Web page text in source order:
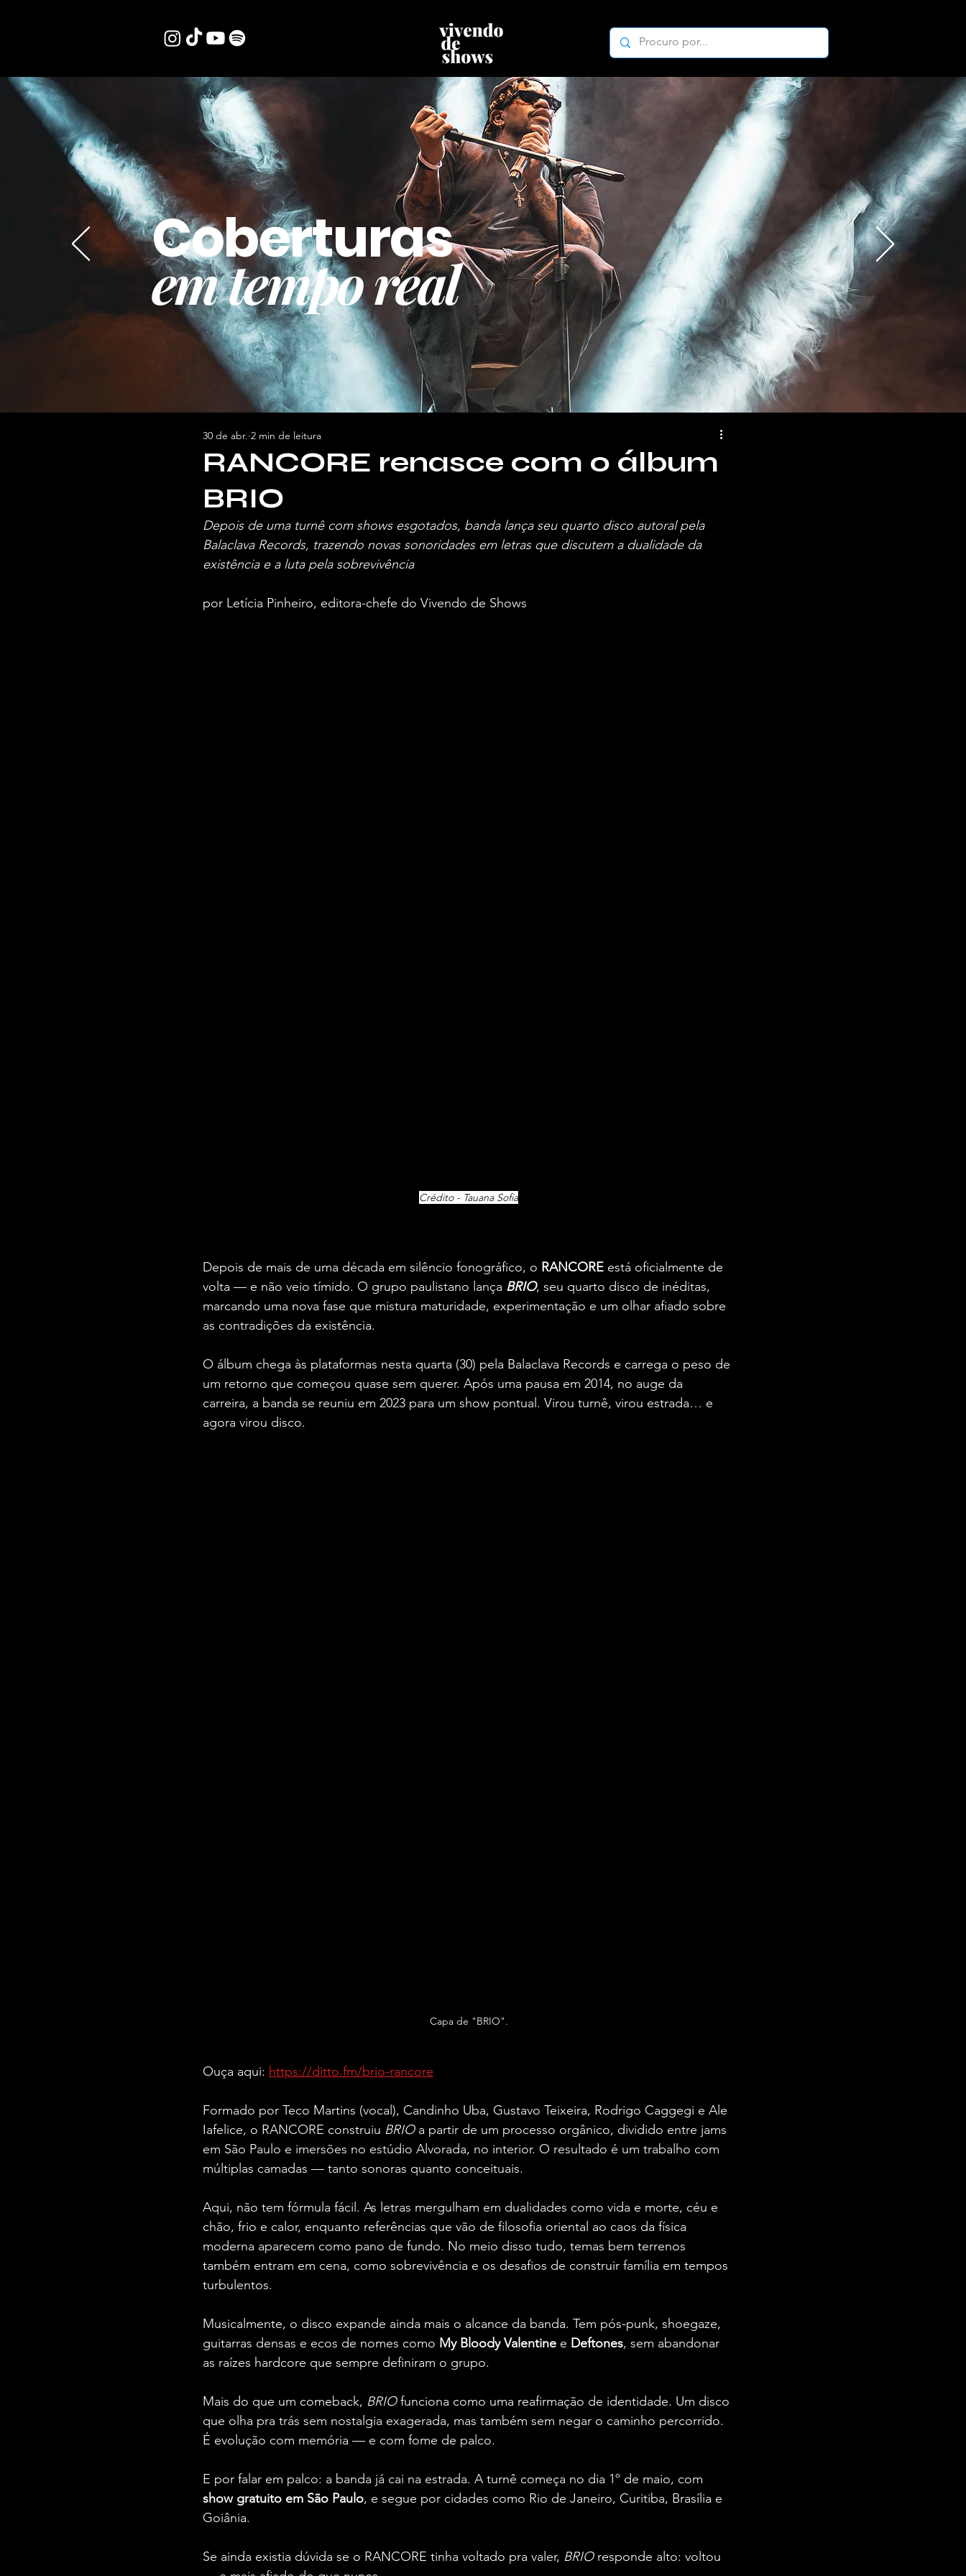
Coberturas
em tempo real
RANCORE renasce com o álbum
BRIO
30 de abr. 2 min de leitura
Depois de uma turnê com shows esgotados, banda lança seu quarto disco autoral pela
Balaclava Records, trazendo novas sonoridades em letras que discutem a dualidade da
existência e a luta pela sobrevivência
por Letícia Pinheiro, editora-chefe do Vivendo de Shows
Crédito - Tauana Sofia
Depois de mais de uma década em silêncio fonográfico, o RANCORE está oficialmente de
volta — e não veio tímido. O grupo paulistano lança BRIO, seu quarto disco de inéditas,
marcando uma nova fase que mistura maturidade, experimentação e um olhar afiado sobre
as contradições da existência.
O álbum chega às plataformas nesta quarta (30) pela Balaclava Records e carrega o peso de
um retorno que começou quase sem querer. Após uma pausa em 2014, no auge da
carreira, a banda se reuniu em 2023 para um show pontual. Virou turnê, virou estrada… e
agora virou disco.
Capa de "BRIO".
Ouça aqui: https://ditto.fm/brio-rancore
Formado por Teco Martins (vocal), Candinho Uba, Gustavo Teixeira, Rodrigo Caggegi e Ale
Iafelice, o RANCORE construiu BRIO a partir de um processo orgânico, dividido entre jams
em São Paulo e imersões no estúdio Alvorada, no interior. O resultado é um trabalho com
múltiplas camadas — tanto sonoras quanto conceituais.
Aqui, não tem fórmula fácil. As letras mergulham em dualidades como vida e morte, céu e
chão, frio e calor, enquanto referências que vão de filosofia oriental ao caos da física
moderna aparecem como pano de fundo. No meio disso tudo, temas bem terrenos
também entram em cena, como sobrevivência e os desafios de construir família em tempos
turbulentos.
Musicalmente, o disco expande ainda mais o alcance da banda. Tem pós-punk, shoegaze,
guitarras densas e ecos de nomes como My Bloody Valentine e Deftones, sem abandonar
as raízes hardcore que sempre definiram o grupo.
Mais do que um comeback, BRIO funciona como uma reafirmação de identidade. Um disco
que olha pra trás sem nostalgia exagerada, mas também sem negar o caminho percorrido.
É evolução com memória — e com fome de palco.
E por falar em palco: a banda já cai na estrada. A turnê começa no dia 1º de maio, com
show gratuito em São Paulo, e segue por cidades como Rio de Janeiro, Curitiba, Brasília e
Goiânia.
Se ainda existia dúvida se o RANCORE tinha voltado pra valer, BRIO responde alto: voltou